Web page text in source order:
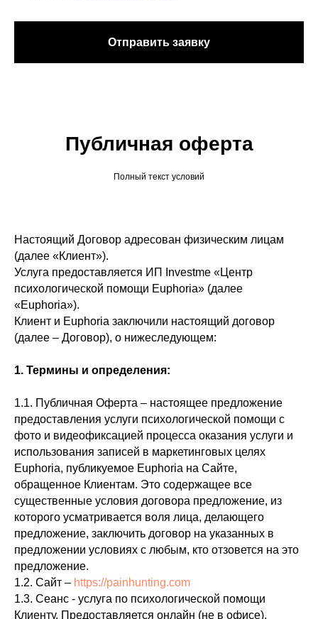
Отправить заявку
Публичная оферта
Полный текст условий
Настоящий Договор адресован физическим лицам
(далее «Клиент»).
Услуга предоставляется ИП Investme «Центр
психологической помощи Euphoria» (далее
«Euphoria»).
Клиент и Euphoria заключили настоящий договор
(далее – Договор), о нижеследующем:
1. Термины и определения:
1.1. Публичная Оферта – настоящее предложение
предоставления услуги психологической помощи с
фото и видеофиксацией процесса оказания услуги и
использования записей в маркетинговых целях
Euphoria, публикуемое Euphoria на Сайте,
обращенное Клиентам. Это содержащее все
существенные условия договора предложение, из
которого усматривается воля лица, делающего
предложение, заключить договор на указанных в
предложении условиях с любым, кто отзовется на это
предложение.
1.2. Сайт – https://painhunting.com
1.3. Сеанс - услуга по психологической помощи
Клиенту. Предоставляется онлайн (не в офисе),